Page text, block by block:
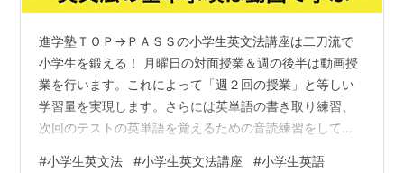
進学塾ＴＯＰ→ＰＡＳＳの小学生英文法講座は二刀流で
小学生を鍛える！ ​​​​​​​​​​​​​​​​月曜日の対面授業＆週の後半は動画授
業を行います。​これによって「週２回の授業」と等しい
学習量を実現します。​さらには英単語の書き取り練習、
次回のテストの英単語を覚えるための音読練習をして音
#小学生英文法 #小学生英文法講座 #小学生英語